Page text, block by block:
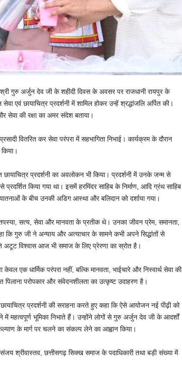
गुरु अर्जुन देव जी के शहीदी दिवस के अवसर पर राजधानी रायपुर के
एवं छायाचित्र प्रदर्शनी में शामिल होकर उन्हें श्रद्धांजलि अर्पित की।
सेवा की रक्षा का अमर संदेश बताया।
वितरित कर सेवा परंपरा में सहभागिता निभाई। कार्यक्रम के दौरान
प्रदर्शनी का अवलोकन भी किया। प्रदर्शनी में उनके जन्म से
किया गया था। इसमें हरमिंदर साहिब के निर्माण, आदि ग्रंथ साहिब
के बीच उनकी अडिग आस्था और बलिदान को दर्शाया गया।
सत्य, सेवा और मानवता के प्रतीक थे। उनका जीवन प्रेम, समानता,
कि गुरु जी ने अन्याय और अत्याचार के सामने कभी अपने सिद्धांतों से
अटूट विश्वास आज भी समाज के लिए प्रेरणा का स्रोत है।
एक धार्मिक परंपरा नहीं, बल्कि मानवता, भाईचारे और निस्वार्थ सेवा की
पिलाना परोपकार और संवेदनशीलता का उत्कृष्ट उदाहरण है।
प्रदर्शनी की सराहना करते हुए कहा कि ऐसे आयोजन नई पीढ़ी को
में महत्वपूर्ण भूमिका निभाते हैं। उन्होंने लोगों से गुरु अर्जुन देव जी के आदर्शों
के मार्ग पर चलने का संकल्प लेने का आह्वान किया।
श्रीवास्तव, छत्तीसगढ़ सिक्ख समाज के पदाधिकारी तथा बड़ी संख्या में